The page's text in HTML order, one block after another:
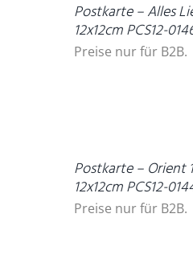
Postkarte – Alles
12x12cm PCS12-
Preise nur für B2B.
Postkarte – Orient
12x12cm PCS12-
Preise nur für B2B.